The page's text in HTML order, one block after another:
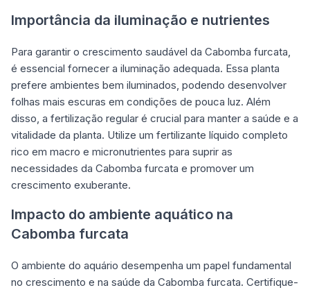
Importância da iluminação e nutrientes
Para garantir o crescimento saudável da Cabomba furcata,
é essencial fornecer a iluminação adequada. Essa planta
prefere ambientes bem iluminados, podendo desenvolver
folhas mais escuras em condições de pouca luz. Além
disso, a fertilização regular é crucial para manter a saúde e a
vitalidade da planta. Utilize um fertilizante líquido completo
rico em macro e micronutrientes para suprir as
necessidades da Cabomba furcata e promover um
crescimento exuberante.
Impacto do ambiente aquático na
Cabomba furcata
O ambiente do aquário desempenha um papel fundamental
no crescimento e na saúde da Cabomba furcata. Certifique-